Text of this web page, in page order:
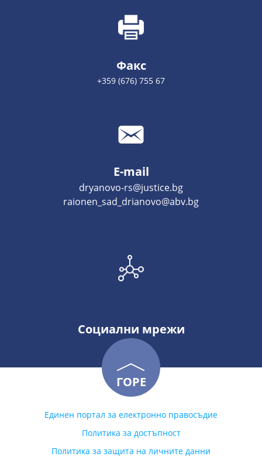
Факс
+359 (676) 755 67
E-mail
dryanovo-rs@justice.bg
raionen_sad_drianovo@abv.bg
Социални мрежи
ГОРЕ
Единен портал за електронно правосъдие
Политика за достъпност
Политика за защита на личните данни